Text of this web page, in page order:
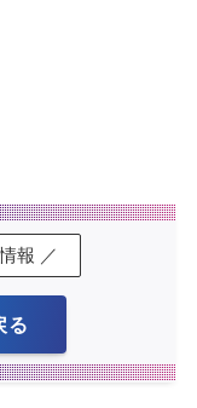
報 ／
る